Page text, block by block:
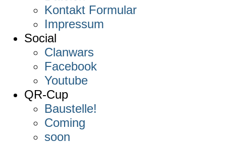
Kontakt Formular
Impressum
Social
Clanwars
Facebook
Youtube
QR-Cup
Baustelle!
Coming
soon